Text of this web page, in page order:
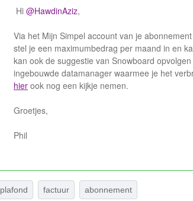
Hi @HawdinAziz,
Via het Mijn Simpel account van je
stel je een maximumbedrag per maand in en
kan ook de suggestie van Snowboard
ingebouwde datamanager waarmee je het
hier ook nog een kijkje nemen.
Groetjes,
Phil
plafond factuur abonnement